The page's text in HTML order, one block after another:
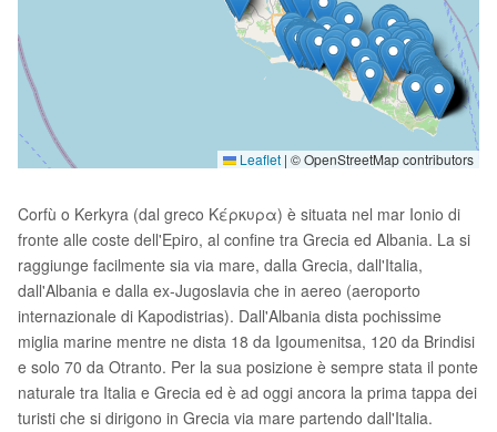
Leaflet | © OpenStreetMap contributors
Corfù o Kerkyra (dal greco Κέρκυρα) è situata nel mar Ionio di
fronte alle coste dell'Epiro, al confine tra Grecia ed Albania. La si
raggiunge facilmente sia via mare, dalla Grecia, dall'Italia,
dall'Albania e dalla ex-Jugoslavia che in aereo (aeroporto
internazionale di Kapodistrias). Dall'Albania dista pochissime
miglia marine mentre ne dista 18 da Igoumenitsa, 120 da Brindisi
e solo 70 da Otranto. Per la sua posizione è sempre stata il ponte
naturale tra Italia e Grecia ed è ad oggi ancora la prima tappa dei
turisti che si dirigono in Grecia via mare partendo dall'Italia.